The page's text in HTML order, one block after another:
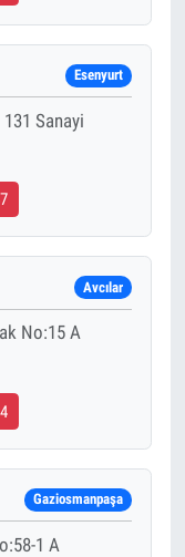
Esenyurt
Sanayi
Avcılar
No:15 A
Gaziosmanpaşa
1 A